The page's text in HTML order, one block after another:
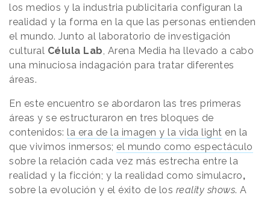
los medios y la industria publicitaria configuran la
realidad y la forma en la que las personas entienden
el mundo.​ Junto al laboratorio de investigación
cultural Célula Lab, Arena Media ha llevado a cabo
una minuciosa indagación para tratar diferentes
áreas.
En este encuentro se abordaron las tres primeras
áreas y se estructuraron en tres bloques de
contenidos: la era de la imagen y la vida light en la
que vivimos inmersos; el mundo como espectáculo
sobre la relación cada vez más estrecha entre la
realidad y la ficción; y la realidad como simulacro,
sobre la evolución y el éxito de los reality shows. A